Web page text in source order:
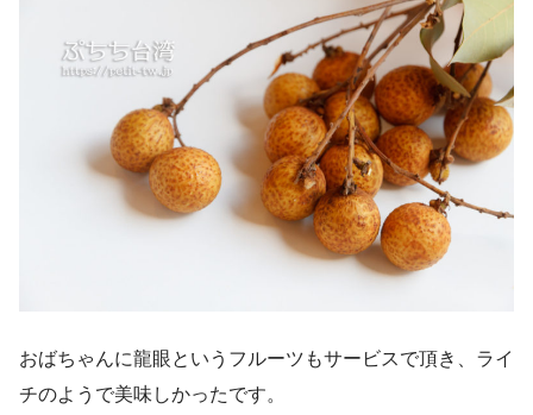
おばちゃんに龍眼というフルーツもサービスで頂き、ライ
チのようで美味しかったです。